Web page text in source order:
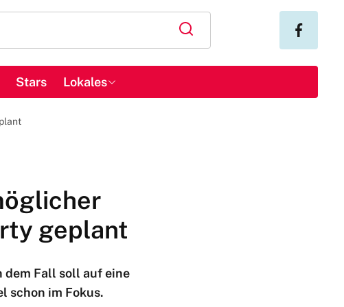
Stars Lokales
geplant
dem Fall soll auf eine
schon im Fokus.